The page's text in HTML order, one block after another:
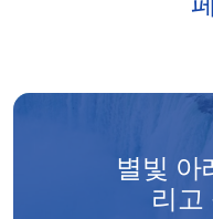
별빛 아
리